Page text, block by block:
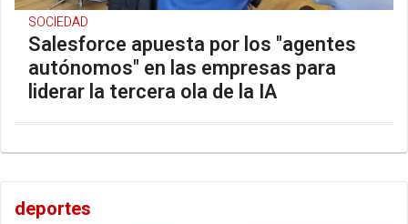
SOCIEDAD
Salesforce apuesta por los "agentes
autónomos" en las empresas para
liderar la tercera ola de la IA
deportes